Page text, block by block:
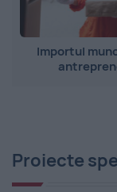
Importul
Proiecte